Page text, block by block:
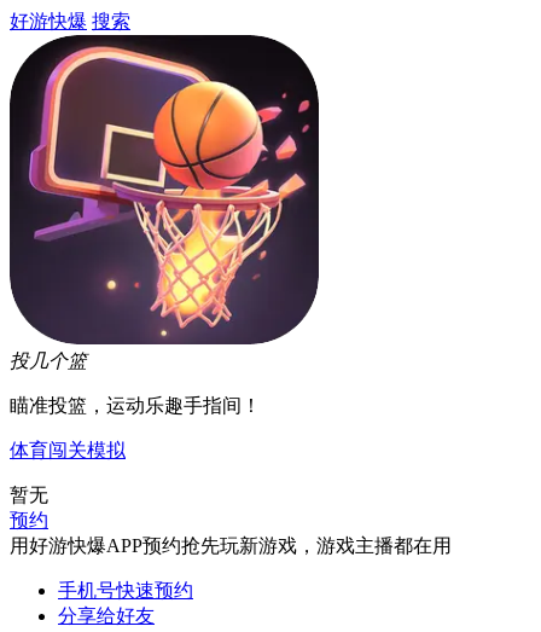
好游快爆 搜索
投几个篮
瞄准投篮，运动乐趣手指间！
体育闯关模拟
暂无
预约
用好游快爆APP预约抢先玩新游戏，游戏主播都在用
手机号快速预约
分享给好友